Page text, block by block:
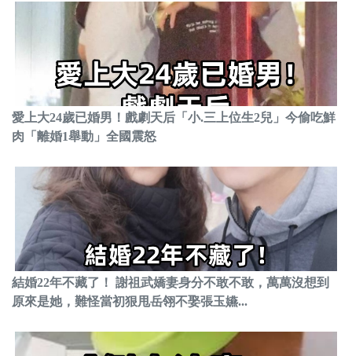
愛上大24歲已婚男！戲劇天后「小.三上位生2兒」今偷吃鮮
肉「離婚1舉動」全國震怒
結婚22年不藏了！ 謝祖武嬌妻身分不敢不敢，萬萬沒想到
原來是她，難怪當初狠甩岳翎不娶張玉嬿...